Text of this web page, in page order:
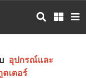
อุปกรณ์และ
เตอร์